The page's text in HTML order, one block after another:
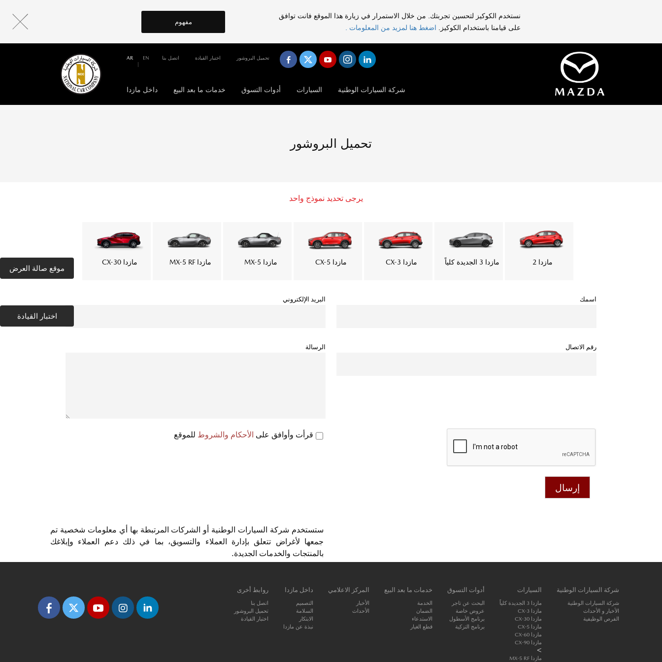
نستخدم الكوكيز لتحسين تجربتك. من خلال الاستمرار في زيارة هذا الموقع فانت توافق
على قيامنا باستخدام الكوكيز.
اضغط هنا لمزيد من المعلومات .
مفهوم
موقع صالة العرض
اختبار القيادة
تحميل البروشور اختبار القيادة اتصل بنا EN
AR
شركة السيارات الوطنية السيارات أدوات التسوق خدمات ما بعد البيع داخل مازدا
تحميل البروشور
يرجى تحديد نموذج واحد
مازدا 2 مازدا 3 الجديدة كلياً مازدا CX-3 مازدا CX-5 مازدا MX-5 مازدا MX-5 RF مازدا CX-30
اسمك البريد الإلكتروني
رقم الاتصال الرسالة
قرأت وأوافق على الأحكام والشروط للموقع
إرسال
ستستخدم شركة السيارات الوطنية أو الشركات المرتبطة بها أي معلومات شخصية تم
جمعها لأغراض تتعلق بإدارة العملاء والتسويق، بما في ذلك دعم العملاء وإبلاغك
بالمنتجات والخدمات الجديدة.
شركة السيارات الوطنية
شركة السيارات الوطنية
الأخبار و الأحداث
الفرص الوظيفية
السيارات
مازدا 3 الجديدة كلياً
مازدا CX-3
مازدا CX-30
مازدا CX-5
مازدا CX-60
مازدا CX-90
>
مازدا MX-5 RF
أدوات التسوق
البحث عن تاجر
عروض خاصة
برنامج الأسطول
برنامج التزكية
خدمات ما بعد البيع
الخدمة
الضمان
الاستدعاء
قطع الغيار
المركز الاعلامي
الأخبار
الأحداث
داخل مازدا
التصميم
السلامة
الابتكار
نبذة عن مازدا
روابط أخرى
اتصل بنا
تحميل البروشور
اختبار القيادة